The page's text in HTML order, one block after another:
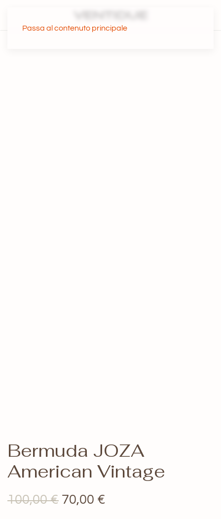
Passa al contenuto principale
Bermuda JOZA
American Vintage
100,00€ Il
70,00 €